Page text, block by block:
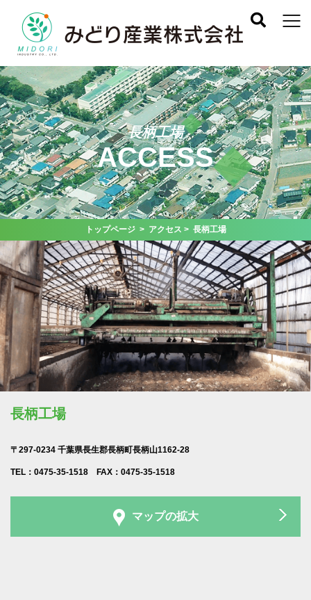
長柄工場
ACCESS
トップページ> アクセス > 長柄工場
長柄工場
〒297-0234 千葉県長生郡長柄町長柄山1162-28
TEL：0475-35-1518 FAX：0475-35-1518
マップの拡大